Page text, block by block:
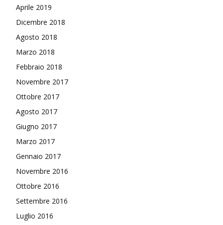
Aprile 2019
Dicembre 2018
Agosto 2018
Marzo 2018
Febbraio 2018
Novembre 2017
Ottobre 2017
Agosto 2017
Giugno 2017
Marzo 2017
Gennaio 2017
Novembre 2016
Ottobre 2016
Settembre 2016
Luglio 2016